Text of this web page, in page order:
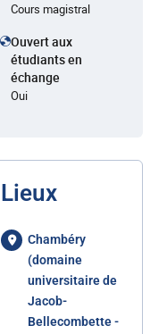
Cours magistral
Ouvert aux
étudiants en
échange
Oui
Lieux
Chambéry
(domaine
universitaire de
Jacob-
Bellecombette -